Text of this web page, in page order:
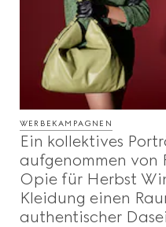
WERBEKAMPAGNEN
Ein kollektives
aufgenommen
Opie für Herbst
Kleidung einen
authentischer